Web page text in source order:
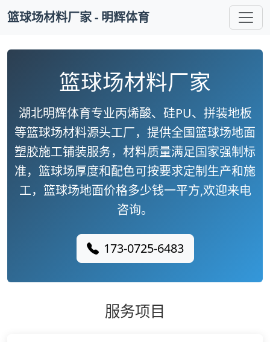
篮球场材料厂家 - 明辉体育
篮球场材料厂家
湖北明辉体育专业丙烯酸、硅PU、拼装地板
等篮球场材料源头工厂，提供全国篮球场地面
塑胶施工铺装服务，材料质量满足国家强制标
准，篮球场厚度和配色可按要求定制生产和施
工，篮球场地面价格多少钱一平方,欢迎来电
咨询。
173-0725-6483
服务项目